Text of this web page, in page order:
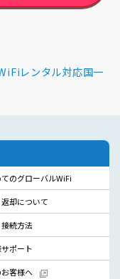
レンタル対応国一
のグローバルWiFi
却について
続方法
ポート
客様へ